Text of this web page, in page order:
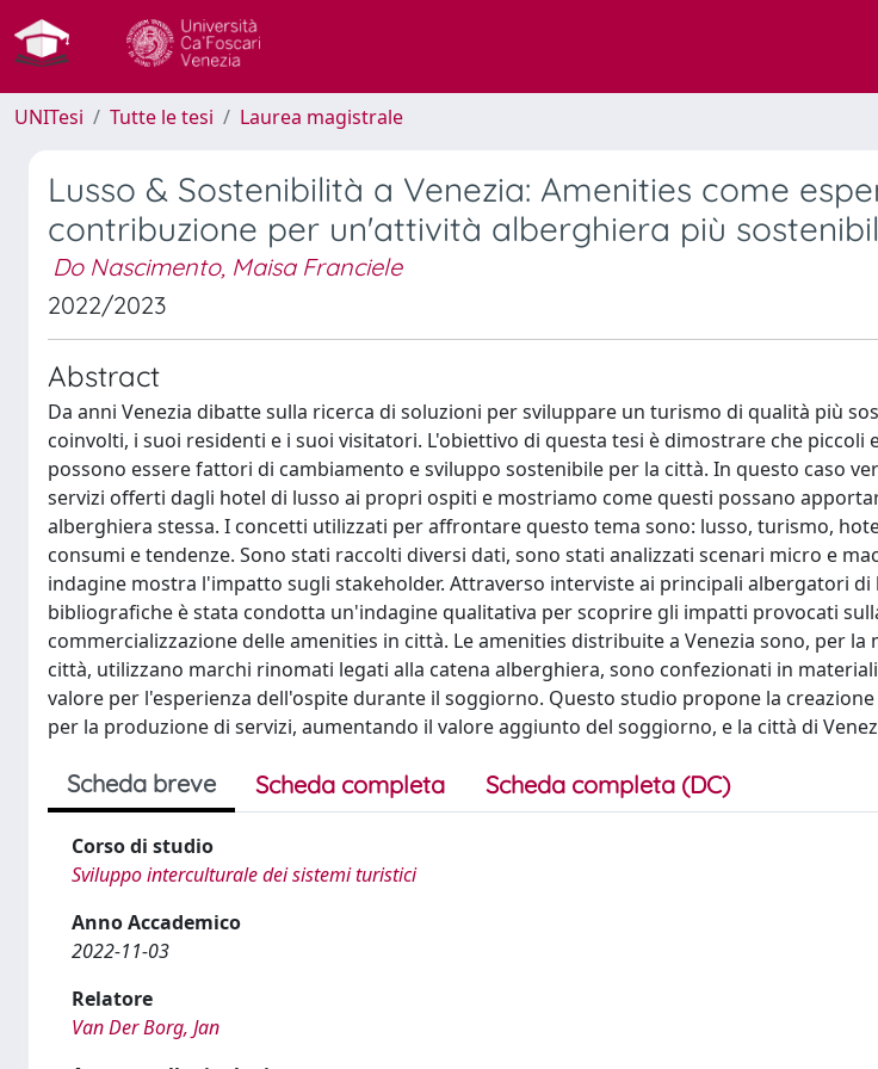
UNITesi Tutte le tesi Laurea magistrale
Lusso & Sostenibilità a Venezia: Amenities come
contribuzione per un'attività alberghiera più
Do Nascimento, Maisa Franciele
2022/2023
Abstract
Da anni Venezia dibatte sulla ricerca di soluzioni per sviluppare un turismo di qualità più
coinvolti, i suoi residenti e i suoi visitatori. L'obiettivo di questa tesi è dimostrare che
possono essere fattori di cambiamento e sviluppo sostenibile per la città. In questo caso
servizi offerti dagli hotel di lusso ai propri ospiti e mostriamo come questi possano
alberghiera stessa. I concetti utilizzati per affrontare questo tema sono: lusso, turismo,
consumi e tendenze. Sono stati raccolti diversi dati, sono stati analizzati scenari micro e
indagine mostra l'impatto sugli stakeholder. Attraverso interviste ai principali albergatori di
bibliografiche è stata condotta un'indagine qualitativa per scoprire gli impatti provocati
commercializzazione delle amenities in città. Le amenities distribuite a Venezia sono, per
città, utilizzano marchi rinomati legati alla catena alberghiera, sono confezionati in
valore per l'esperienza dell'ospite durante il soggiorno. Questo studio propone la
per la produzione di servizi, aumentando il valore aggiunto del soggiorno, e la città di
Scheda breve Scheda completa Scheda completa (DC)
Corso di studio
Sviluppo interculturale dei sistemi turistici
Anno Accademico
2022-11-03
Relatore
Van Der Borg, Jan